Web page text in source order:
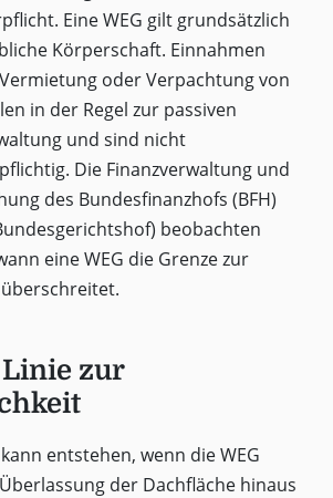
Eine WEG gilt grundsätzlich
Körperschaft. Einnahmen
oder Verpachtung von
in der Regel zur passiven
und sind nicht
Die Finanzverwaltung und
des Bundesfinanzhofs (BFH)
beobachten
eine WEG die Grenze zur
zur
entstehen, wenn die WEG
der Dachfläche hinaus